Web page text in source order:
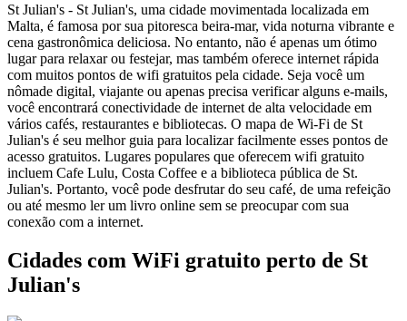
St Julian's - St Julian's, uma cidade movimentada localizada em
Malta, é famosa por sua pitoresca beira-mar, vida noturna vibrante e
cena gastronômica deliciosa. No entanto, não é apenas um ótimo
lugar para relaxar ou festejar, mas também oferece internet rápida
com muitos pontos de wifi gratuitos pela cidade. Seja você um
nômade digital, viajante ou apenas precisa verificar alguns e-mails,
você encontrará conectividade de internet de alta velocidade em
vários cafés, restaurantes e bibliotecas. O mapa de Wi-Fi de St
Julian's é seu melhor guia para localizar facilmente esses pontos de
acesso gratuitos. Lugares populares que oferecem wifi gratuito
incluem Cafe Lulu, Costa Coffee e a biblioteca pública de St.
Julian's. Portanto, você pode desfrutar do seu café, de uma refeição
ou até mesmo ler um livro online sem se preocupar com sua
conexão com a internet.
Cidades com WiFi gratuito perto de St
Julian's